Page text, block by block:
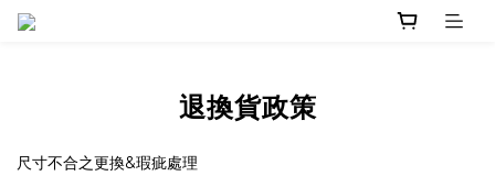
退換貨政策
尺寸不合之更換&瑕疵處理